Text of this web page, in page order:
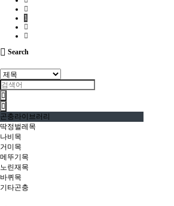
1
Search
곤충라이브러리
딱정벌레목
나비목
거미목
메뚜기목
노린재목
바퀴목
기타곤충